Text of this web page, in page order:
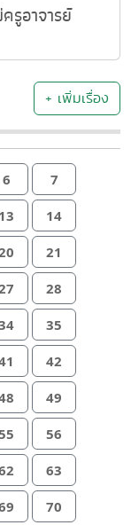
อาจารย์
+ เพิ่มเรื่อง
6 7
13 14
21
28
35
42
49
56
63
70